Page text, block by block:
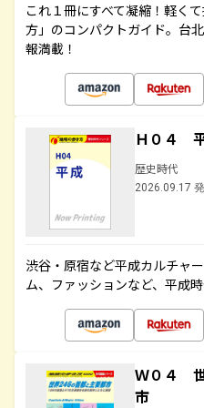
これ１冊にすべて凝縮！軽く
方」のコンパクトガイド。台
報満載！
Ｈ０４
歴史時代
2026.09.17
渋谷・原宿など平成カルチャ
ム、ファッションなど、平成
Ｗ０４
市